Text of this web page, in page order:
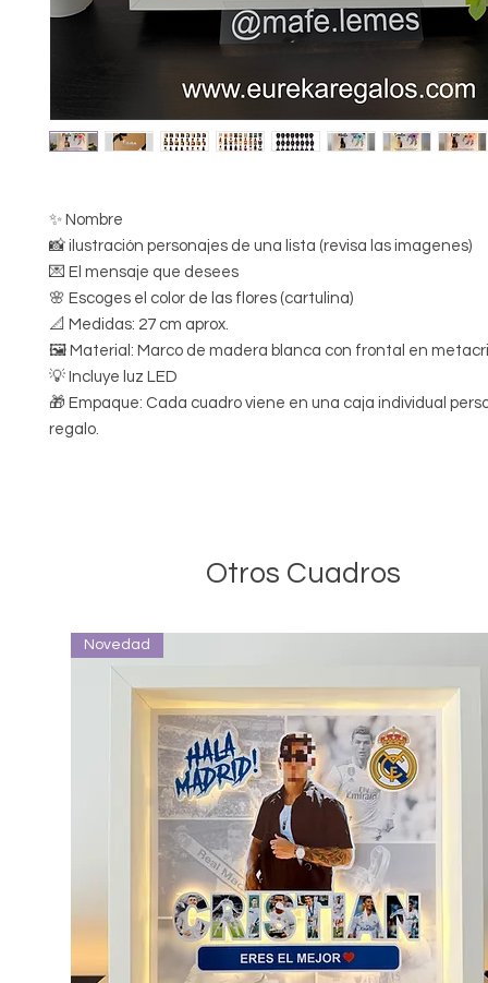
✨ Nombre
📸 ilustración personajes de una lista (revisa las imagenes)
💌 El mensaje que desees
🌸 Escoges el color de las flores (cartulina)
📐 Medidas: 27 cm aprox.
🖼 Material: Marco de madera blanca con frontal en
💡 Incluye luz LED
🎁 Empaque: Cada cuadro viene en una caja individual
regalo.
Otros Cuadros
Novedad